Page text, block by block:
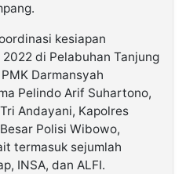
kesiapan
di Pelabuhan Tanjung
Darmansyah
Pelindo Arif Suhartono,
Andayani, Kapolres
Polisi Wibowo,
termasuk sejumlah
INSA, dan ALFI.